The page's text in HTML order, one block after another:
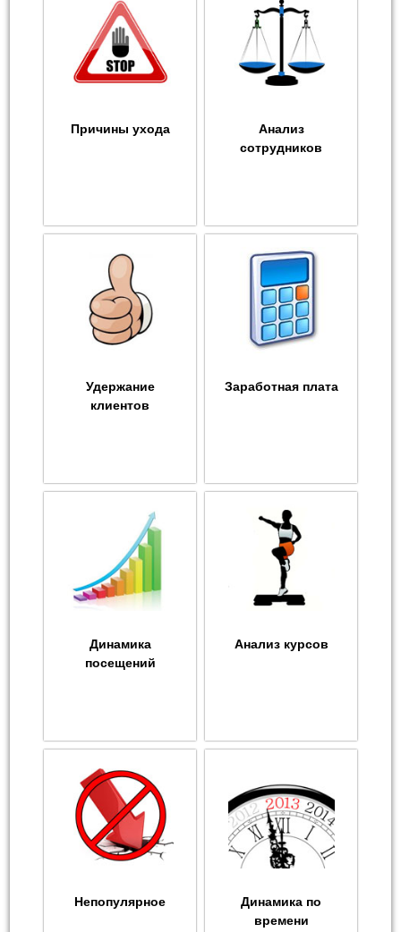
Причины ухода
Анализ
сотрудников
Удержание
клиентов
Заработная плата
Динамика
посещений
Анализ курсов
Непопулярное
Динамика по
времени